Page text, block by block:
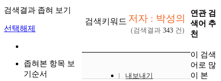
검색결과 좁혀 보기
선택해제
좁혀본 항목 보
기순서
검색키워드 저자 : 박성의
(검색결과343 건)
내보내기
연관 검
색어 추
천
이 검색
어로 많
이 본